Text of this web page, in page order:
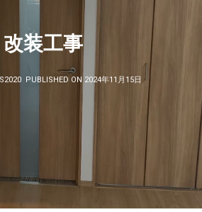
改装工事
PUBLISHED ON 2024年11月15日